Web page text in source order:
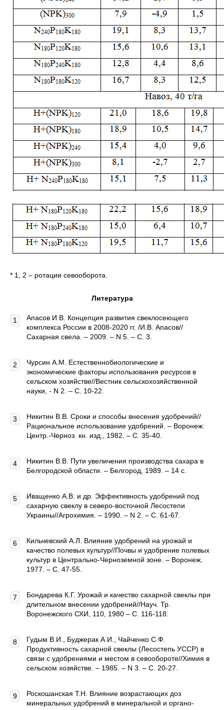
* 1, 2 – ротации севооборота.
Литература
Апасов И.В. Концепция развития свеклосеющего
комплекса России в 2008-2020 гг. /И.В. Апасов//
Сахарная свела. – 2009. – N 5. – C. 3.
Чурсин А.М. Естественнобиологические и
экономические факторы использования ресурсов в
сельском хозяйстве//Вестник сельскохозяйственной
науки, - N 2. – C. 10-22.
Никитин В.В. Сроки и способы внесения удобрений//
Рациональное использование удобрений. – Воронеж:
Центр.-Черноз. кн. изд., 1982. – C. 35-40.
Никитин В.В. Пути увеличения производства сахара в
Белгородской области. – Белгород, 1989. – 14 c.
Иващенко А.В. и др. Эффективность удобрений под
сахарную свеклу в северо-восточной Лесостепи
Украины//Агрохимия. – 1990. – N 2. – C. 61-67.
Кильчевский А.Л. Влияние удобрений на урожай и
качество полевых культур//Почвы и удобрение полевых
культур в Центрально-Черноземной зоне. – Воронеж,
1977. – C. 47-55.
Бондарева К.Г. Урожай и качество сахарной свеклы при
длительном внесении удобрений//Науч. Тр.
Воронежского СХИ, 110, 1980 – C. 116-118.
Гудым В.И., Буджерак А.И., Чайченко С.Ф.
Продуктивность сахарной свеклы (Лесостепь УССР) в
связи с удобрениями и местом в севообороте//Химия в
сельском хозяйстве. – 1985. – N 3. – C. 20-27.
Роскошанская Т.Н. Влияние возрастающих доз
минеральных удобрений в минеральной и органо-